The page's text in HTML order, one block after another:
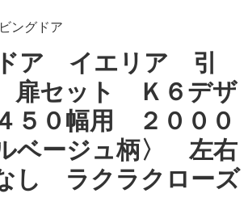
ングドア
ア イエリア 引
扉セット Ｋ６デザ
５０幅用 ２０００
ベージュ柄〉 左右
し ラクラクローズ